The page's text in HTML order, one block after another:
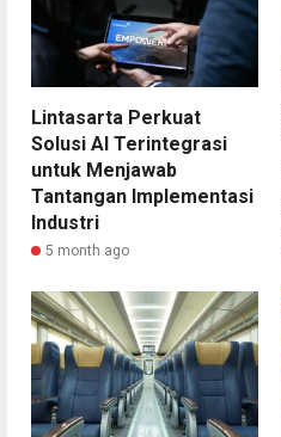
Lintasarta Perkuat
Solusi AI Terintegrasi
untuk Menjawab
Tantangan Implementasi
Industri
5 month ago